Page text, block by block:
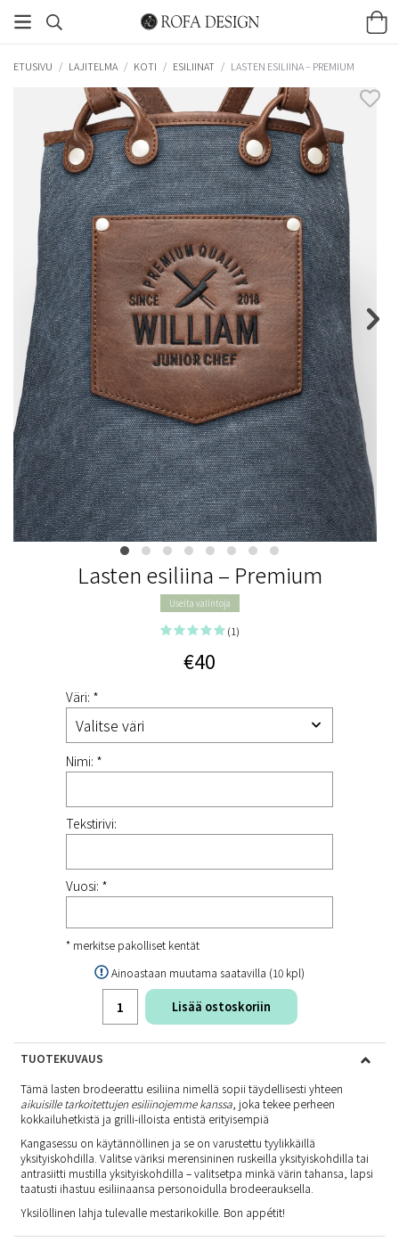
ETUSIVU / LAJITELMA / KOTI / ESILIINAT / LASTEN ESILIINA – PREMIUM
Lasten esiliina – Premium
Useita valintoja
(1)
€40
Väri: *
Nimi: *
Tekstirivi:
Vuosi: *
* merkitse pakolliset kentät
Ainoastaan muutama saatavilla (10 kpl)
Lisää ostoskoriin
TUOTEKUVAUS
Tämä lasten brodeerattu esiliina nimellä sopii täydellisesti yhteen
aikuisille tarkoitettujen esiliinojemme kanssa , joka tekee perheen
kokkailuhetkistä ja grilli-illoista entistä erityisempiä
Kangasessu on käytännöllinen ja se on varustettu tyylikkäillä
yksityiskohdilla. Valitse väriksi merensininen ruskeilla yksityiskohdilla tai
antrasiitti mustilla yksityiskohdilla – valitsetpa minkä värin tahansa, lapsi
taatusti ihastuu esiliinaansa personoidulla brodeerauksella.
Yksilöllinen lahja tulevalle mestarikokille. Bon appétit!